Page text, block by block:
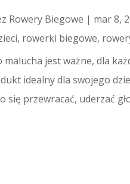
Rowery Biegowe | mar 8,
, rowerki biegowe,
malucha jest ważne, dla
idealny dla swojego
się przewracać, uderzać